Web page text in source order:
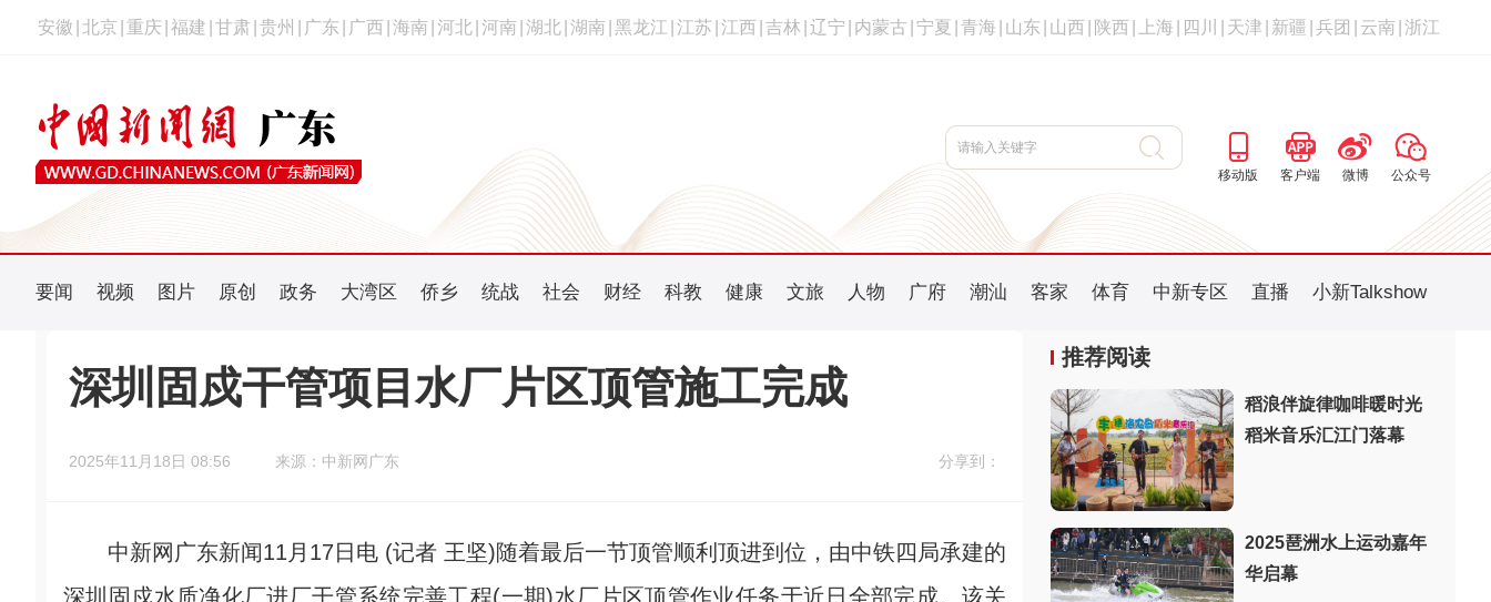
安徽 北京 重庆 福建 甘肃 贵州 广东 广西 海南 河北 河南 湖北 湖南 黑龙江 江苏 江西 吉林 辽宁 内蒙古 宁夏 青海 山东 山西 陕西 上海 四川 天津 新疆 兵团 云南 浙江
移动版 客户端 微博 公众号
要闻 视频 图片 原创 政务 大湾区 侨乡 统战 社会 财经 科教 健康 文旅 人物 广府 潮汕 客家 体育 中新专区 直播 小新Talkshow
深圳固戍干管项目水厂片区顶管施工完成
2025年11月18日 08:56 来源：中新网广东 分享到：
中新网广东新闻11月17日电 (记者 王坚)随着最后一节顶管顺利顶进到位，由中铁四局承建的
深圳固戍水质净化厂进厂干管系统完善工程(一期)水厂片区顶管作业任务于近日全部完成。该关
推荐阅读
稻浪伴旋律咖啡暖时光
稻米音乐汇江门落幕
2025琶洲水上运动嘉年
华启幕